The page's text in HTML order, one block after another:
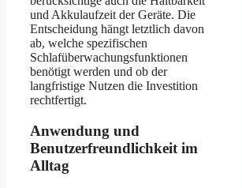
und Akkulaufzeit der Geräte. Die
Entscheidung hängt letztlich davon
ab, welche spezifischen
Schlafüberwachungsfunktionen
benötigt werden und ob der
langfristige Nutzen die Investition
rechtfertigt.
Anwendung und
Benutzerfreundlichkeit im
Alltag